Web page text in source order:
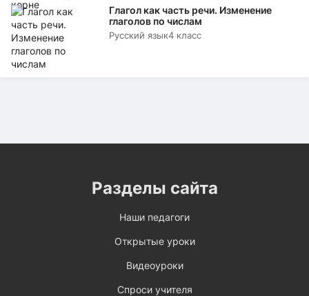
Глагол как часть речи. Изменение
глаголов по числам
Русский язык4 класс
Разделы сайта
Наши педагоги
Открытые уроки
Видеоуроки
Спроси учителя